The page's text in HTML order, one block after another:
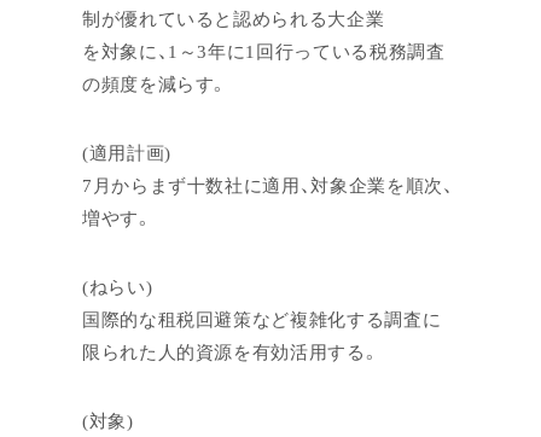
制が優れていると認められる大企業
を対象に、1～3年に1回行っている税務調査
の頻度を減らす。
(適用計画)
7月からまず十数社に適用、対象企業を順次、
増やす。
(ねらい)
国際的な租税回避策など複雑化する調査に
限られた人的資源を有効活用する。
(対象)